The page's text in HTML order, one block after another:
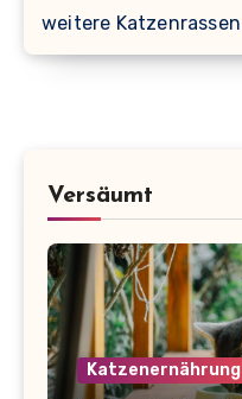
weitere Katzenrassen
Versäumt
Katzenernährung